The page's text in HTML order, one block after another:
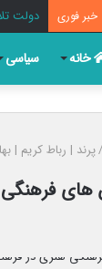
خبر فوری دولت
خانه سیاسی
/پرند | رباط کریم |
فرهنگی